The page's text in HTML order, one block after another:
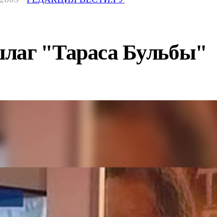
"Тараса Бульбы"